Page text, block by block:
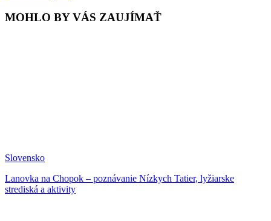
MOHLO BY VÁS ZAUJÍMAŤ
Slovensko
Lanovka na Chopok – poznávanie Nízkych Tatier, lyžiarske
strediská a aktivity